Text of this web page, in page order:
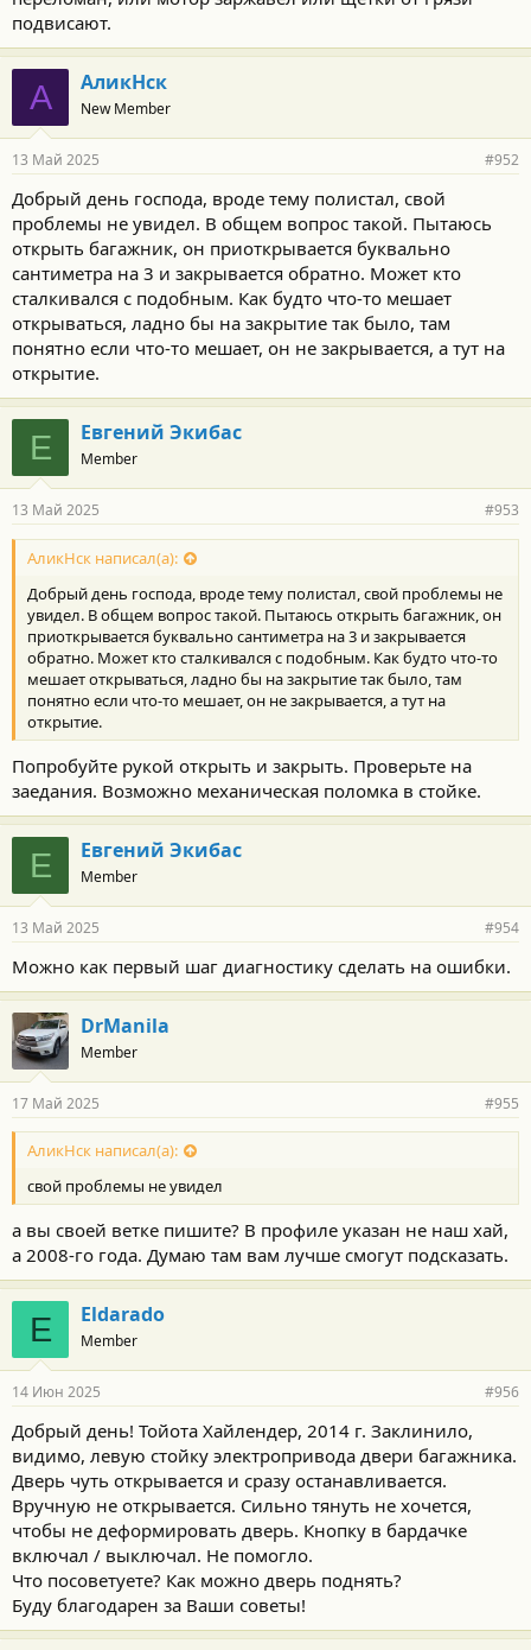
подвисают.
А АликНск
New Member
13 Май 2025 #952
Добрый день господа, вроде тему полистал, свой
проблемы не увидел. В общем вопрос такой. Пытаюсь
открыть багажник, он приоткрывается буквально
сантиметра на 3 и закрывается обратно. Может кто
сталкивался с подобным. Как будто что-то мешает
открываться, ладно бы на закрытие так было, там
понятно если что-то мешает, он не закрывается, а тут на
открытие.
Е Евгений Экибас
Member
13 Май 2025 #953
АликНск написал(а):
Добрый день господа, вроде тему полистал, свой проблемы не
увидел. В общем вопрос такой. Пытаюсь открыть багажник, он
приоткрывается буквально сантиметра на 3 и закрывается
обратно. Может кто сталкивался с подобным. Как будто что-то
мешает открываться, ладно бы на закрытие так было, там
понятно если что-то мешает, он не закрывается, а тут на
открытие.
Попробуйте рукой открыть и закрыть. Проверьте на
заедания. Возможно механическая поломка в стойке.
Е Евгений Экибас
Member
13 Май 2025 #954
Можно как первый шаг диагностику сделать на ошибки.
DrManila
Member
17 Май 2025 #955
АликНск написал(а):
свой проблемы не увидел
а вы своей ветке пишите? В профиле указан не наш хай,
а 2008-го года. Думаю там вам лучше смогут подсказать.
E Eldarado
Member
14 Июн 2025 #956
Добрый день! Тойота Хайлендер, 2014 г. Заклинило,
видимо, левую стойку электропривода двери багажника.
Дверь чуть открывается и сразу останавливается.
Вручную не открывается. Сильно тянуть не хочется,
чтобы не деформировать дверь. Кнопку в бардачке
включал / выключал. Не помогло.
Что посоветуете? Как можно дверь поднять?
Буду благодарен за Ваши советы!